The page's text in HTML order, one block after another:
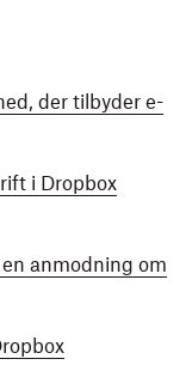
der tilbyder e-
i Dropbox
anmodning om